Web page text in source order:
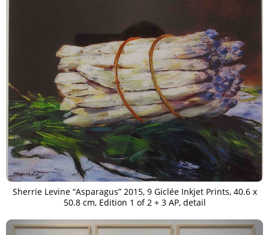
Sherrie Levine “Asparagus” 2015, 9 Giclée Inkjet Prints, 40.6 x
50.8 cm, Edition 1 of 2 + 3 AP, detail